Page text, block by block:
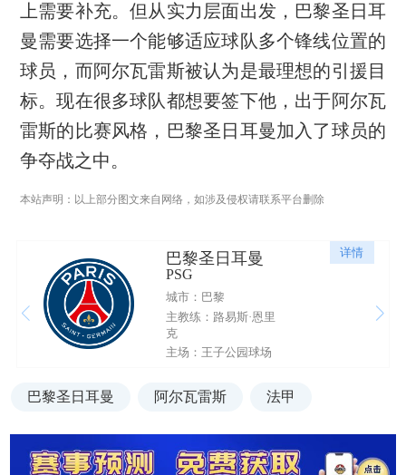
上需要补充。但从实力层面出发，巴黎圣日耳
曼需要选择一个能够适应球队多个锋线位置的
球员，而阿尔瓦雷斯被认为是最理想的引援目
标。现在很多球队都想要签下他，出于阿尔瓦
雷斯的比赛风格，巴黎圣日耳曼加入了球员的
争夺战之中。
本站声明：以上部分图文来自网络，如涉及侵权请联系平台删除
详情
巴黎圣日耳曼
PSG
城市：巴黎
主教练：路易斯·恩里
克
主场：王子公园球场
巴黎圣日耳曼 阿尔瓦雷斯 法甲